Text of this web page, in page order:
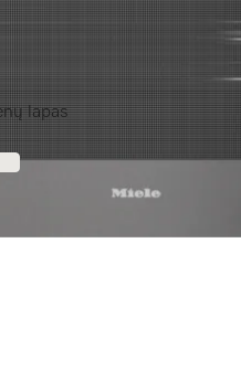
su galimybe jungti prie
vartojimo efektyvumo
lapas